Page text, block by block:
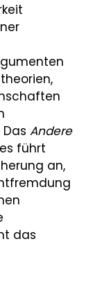
Andere
führt
an,
das